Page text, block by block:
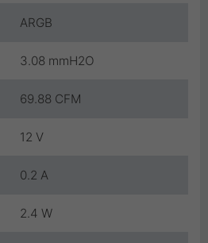
ARGB
3.08 mmH2O
69.88 CFM
12 V
0.2 A
2.4 W